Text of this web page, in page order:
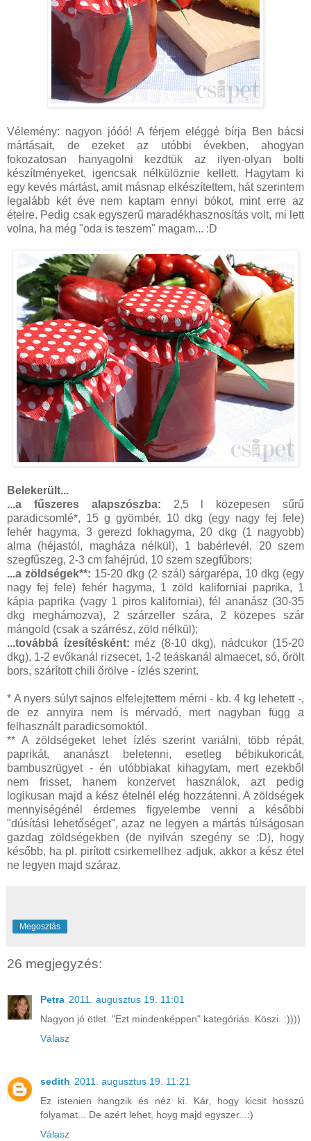
Vélemény: nagyon jóóó! A férjem eléggé bírja Ben bácsi
mártásait, de ezeket az utóbbi években, ahogyan
fokozatosan hanyagolni kezdtük az ilyen-olyan bolti
készítményeket, igencsak nélkülöznie kellett. Hagytam ki
egy kevés mártást, amit másnap elkészítettem, hát szerintem
legalább két éve nem kaptam ennyi bókot, mint erre az
ételre. Pedig csak egyszerű maradékhasznosítás volt, mi lett
volna, ha még "oda is teszem" magam... :D
Belekerült...
...a fűszeres alapszószba: 2,5 l közepesen sűrű
paradicsomlé*, 15 g gyömbér, 10 dkg (egy nagy fej fele)
fehér hagyma, 3 gerezd fokhagyma, 20 dkg (1 nagyobb)
alma (héjastól, magháza nélkül), 1 babérlevél, 20 szem
szegfűszeg, 2-3 cm fahéjrúd, 10 szem szegfűbors;
...a zöldségek**: 15-20 dkg (2 szál) sárgarépa, 10 dkg (egy
nagy fej fele) fehér hagyma, 1 zöld kaliforniai paprika, 1
kápia paprika (vagy 1 piros kaliforniai), fél ananász (30-35
dkg meghámozva), 2 szárzeller szára, 2 közepes szár
mángold (csak a szárrész, zöld nélkül);
...továbbá ízesítésként: méz (8-10 dkg), nádcukor (15-20
dkg), 1-2 evőkanál rizsecet, 1-2 teáskanál almaecet, só, őrölt
bors, szárított chili őrölve - ízlés szerint.
* A nyers súlyt sajnos elfelejtettem mérni - kb. 4 kg lehetett -,
de ez annyira nem is mérvadó, mert nagyban függ a
felhasznált paradicsomoktól.
** A zöldségeket lehet ízlés szerint variálni, több répát,
paprikát, ananászt beletenni, esetleg bébikukoricát,
bambuszrügyet - én utóbbiakat kihagytam, mert ezekből
nem frisset, hanem konzervet használok, azt pedig
logikusan majd a kész ételnél elég hozzátenni. A zöldségek
mennyiségénél érdemes figyelembe venni a későbbi
"dúsítási lehetőséget", azaz ne legyen a mártás túlságosan
gazdag zöldségekben (de nyilván szegény se :D), hogy
később, ha pl. pirított csirkemellhez adjuk, akkor a kész étel
ne legyen majd száraz.
Megosztás
26 megjegyzés:
Petra 2011. augusztus 19. 11:01
Nagyon jó ötlet. "Ezt mindenképpen" kategóriás. Köszi. :))))
Válasz
sedith 2011. augusztus 19. 11:21
Ez istenien hangzik és néz ki. Kár, hogy kicsit hosszú
folyamat... De azért lehet, hoyg majd egyszer...:)
Válasz